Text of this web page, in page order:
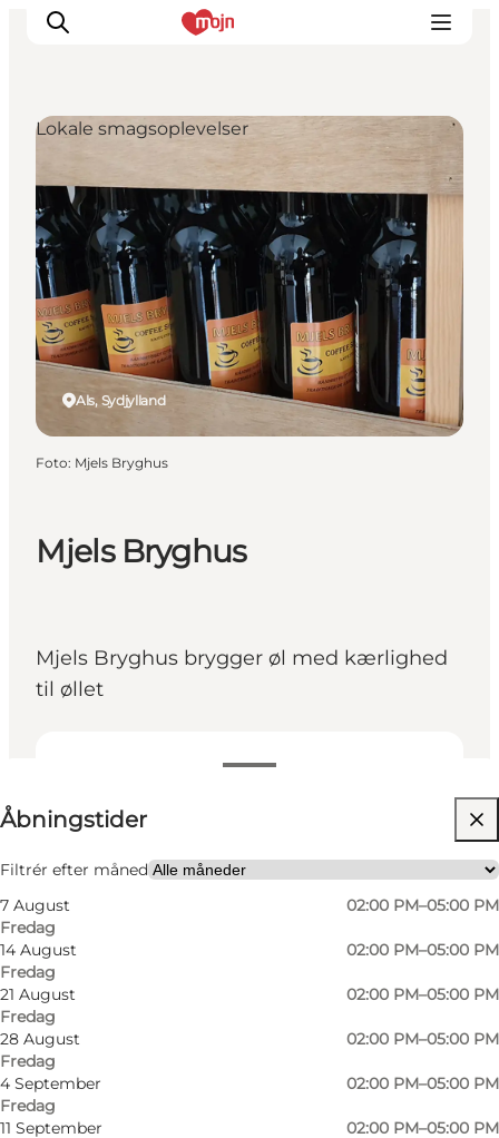
Oplevelser
Byer & Steder
Det sker
Overnatning
Planlæg din ferie
Booking
Mjels Bryghus
Mjels Bryghus brygger øl med kærlighed
til øllet
Åbningstider
Filtrér efter måned
7 August
Fredag
02:00 PM–05:00 PM
14 August
Fredag
02:00 PM–05:00 PM
21 August
Fredag
02:00 PM–05:00 PM
28 August
Fredag
02:00 PM–05:00 PM
4 September
Fredag
02:00 PM–05:00 PM
11 September
02:00 PM–05:00 PM
Besøg hjemmeside
Venner, Min partner, Mig selv, Min virksomhed
Als, Sydjylland
Lokale smagsoplevelser
Foto: Mjels Bryghus